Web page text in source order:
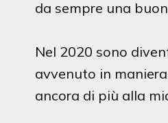
da sempre una
Nel 2020 sono
avvenuto in
ancora di più alla